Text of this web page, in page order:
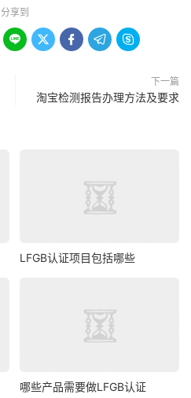
分享到
    
下一篇
淘宝检测报告办理方法及要求
LFGB认证项目包括哪些
哪些产品需要做LFGB认证